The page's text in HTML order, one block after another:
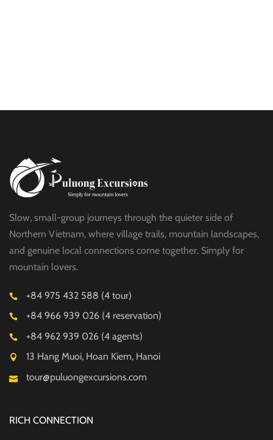
Slow, small-group journeys through the quieter side of
Northern Vietnam, where village trails, mountain landscapes,
and genuine local connections come together. Simply for
mountain lovers.
+84 975 432 588 (4 tour)
+84 966 939 026 (4 reservation)
+84 962 939 026 (4 agents)
13 Hang Muoi, Hoan Kiem, Hanoi
tour@puluongexcursions.com
RICH CONNECTION